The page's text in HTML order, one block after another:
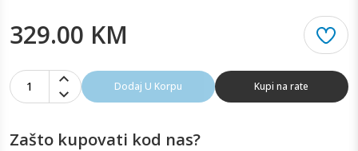
329.00 KM
1 Dodaj U Korpu Kupi na rate
Zašto kupovati kod nas?